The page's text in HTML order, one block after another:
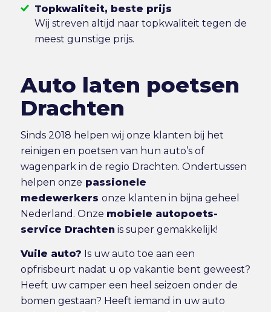
Topkwaliteit, beste prijs
Wij streven altijd naar topkwaliteit tegen de
meest gunstige prijs.
Auto laten poetsen
Drachten
Sinds 2018 helpen wij onze klanten bij het
reinigen en poetsen van hun auto’s of
wagenpark in de regio Drachten. Ondertussen
helpen onze passionele
medewerkers onze klanten in bijna geheel
Nederland. Onze mobiele autopoets-
service Drachten is super gemakkelijk!
Vuile auto? Is uw auto toe aan een
opfrisbeurt nadat u op vakantie bent geweest?
Heeft uw camper een heel seizoen onder de
bomen gestaan? Heeft iemand in uw auto